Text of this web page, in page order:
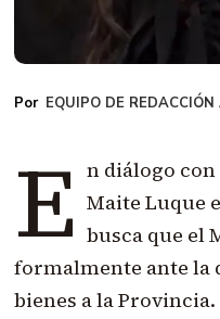
EQUIPO DE REDACCIÓN
E n diálogo
Maite Luque
busca que el
formalmente ante la
bienes a la Provincia.